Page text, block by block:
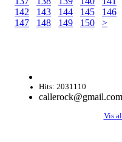
142
143 144 145
146
147
148 149 150 >
Hits: 2031110
callerock@gmail.com
Vis